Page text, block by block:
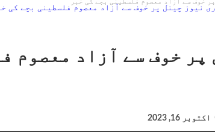
پر خوف سے آزاد معصوم
اکتوبر 16, 2023